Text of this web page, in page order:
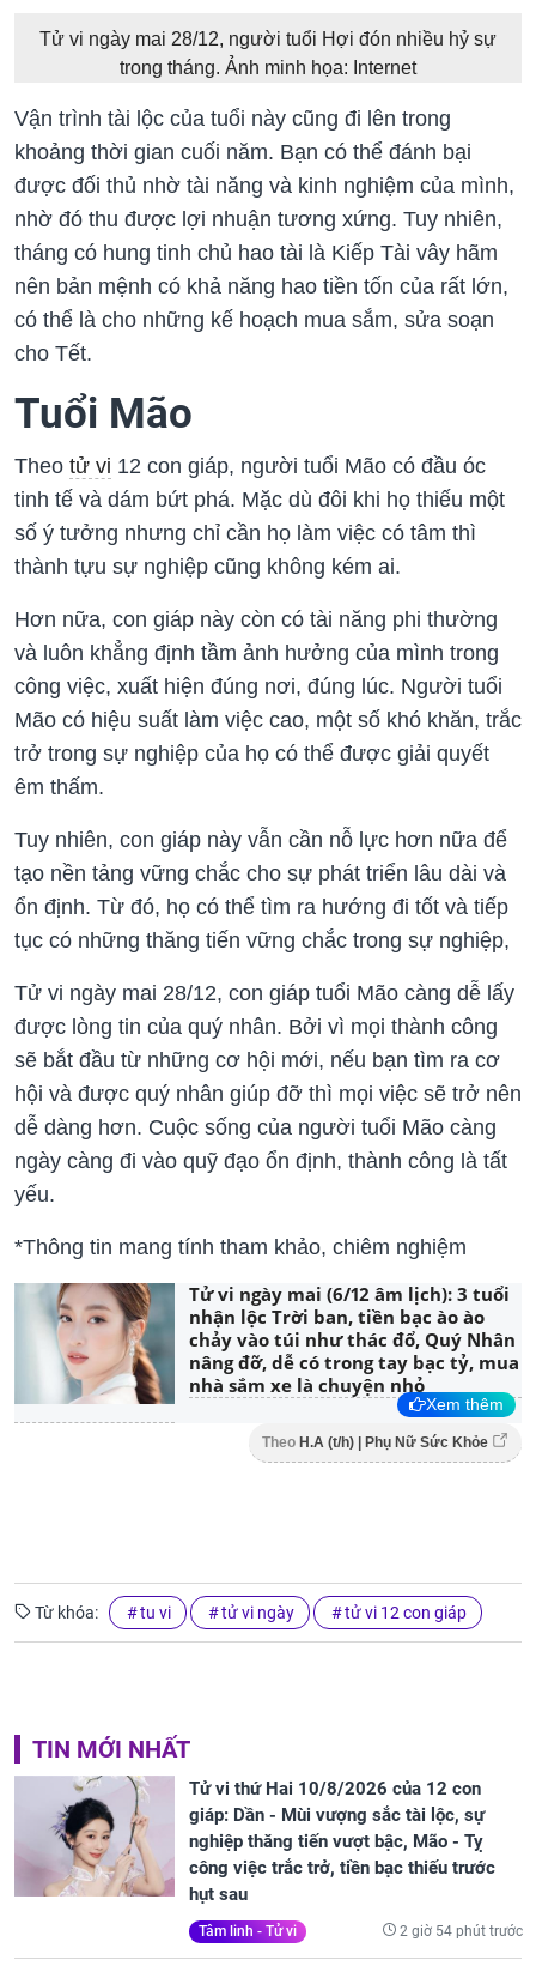
Tử vi ngày mai 28/12, người tuổi Hợi đón nhiều hỷ sự
trong tháng. Ảnh minh họa: Internet
Vận trình tài lộc của tuổi này cũng đi lên trong
khoảng thời gian cuối năm. Bạn có thể đánh bại
được đối thủ nhờ tài năng và kinh nghiệm của mình,
nhờ đó thu được lợi nhuận tương xứng. Tuy nhiên,
tháng có hung tinh chủ hao tài là Kiếp Tài vây hãm
nên bản mệnh có khả năng hao tiền tốn của rất lớn,
có thể là cho những kế hoạch mua sắm, sửa soạn
cho Tết.
Tuổi Mão
Theo tử vi 12 con giáp, người tuổi Mão có đầu óc
tinh tế và dám bứt phá. Mặc dù đôi khi họ thiếu một
số ý tưởng nhưng chỉ cần họ làm việc có tâm thì
thành tựu sự nghiệp cũng không kém ai.
Hơn nữa, con giáp này còn có tài năng phi thường
và luôn khẳng định tầm ảnh hưởng của mình trong
công việc, xuất hiện đúng nơi, đúng lúc. Người tuổi
Mão có hiệu suất làm việc cao, một số khó khăn, trắc
trở trong sự nghiệp của họ có thể được giải quyết
êm thấm.
Tuy nhiên, con giáp này vẫn cần nỗ lực hơn nữa để
tạo nền tảng vững chắc cho sự phát triển lâu dài và
ổn định. Từ đó, họ có thể tìm ra hướng đi tốt và tiếp
tục có những thăng tiến vững chắc trong sự nghiệp,
Tử vi ngày mai 28/12, con giáp tuổi Mão càng dễ lấy
được lòng tin của quý nhân. Bởi vì mọi thành công
sẽ bắt đầu từ những cơ hội mới, nếu bạn tìm ra cơ
hội và được quý nhân giúp đỡ thì mọi việc sẽ trở nên
dễ dàng hơn. Cuộc sống của người tuổi Mão càng
ngày càng đi vào quỹ đạo ổn định, thành công là tất
yếu.
*Thông tin mang tính tham khảo, chiêm nghiệm
Tử vi ngày mai (6/12 âm lịch): 3 tuổi
nhận lộc Trời ban, tiền bạc ào ào
chảy vào túi như thác đổ, Quý Nhân
nâng đỡ, dễ có trong tay bạc tỷ, mua
nhà sắm xe là chuyện nhỏ
Xem thêm
Theo H.A (t/h) | Phụ Nữ Sức Khỏe
Từ khóa: tu vi tử vi ngày tử vi 12 con giáp
TIN MỚI NHẤT
Tử vi thứ Hai 10/8/2026 của 12 con
giáp: Dần - Mùi vượng sắc tài lộc, sự
nghiệp thăng tiến vượt bậc, Mão - Tỵ
công việc trắc trở, tiền bạc thiếu trước
hụt sau
Tâm linh - Tử vi 2 giờ 54 phút trước